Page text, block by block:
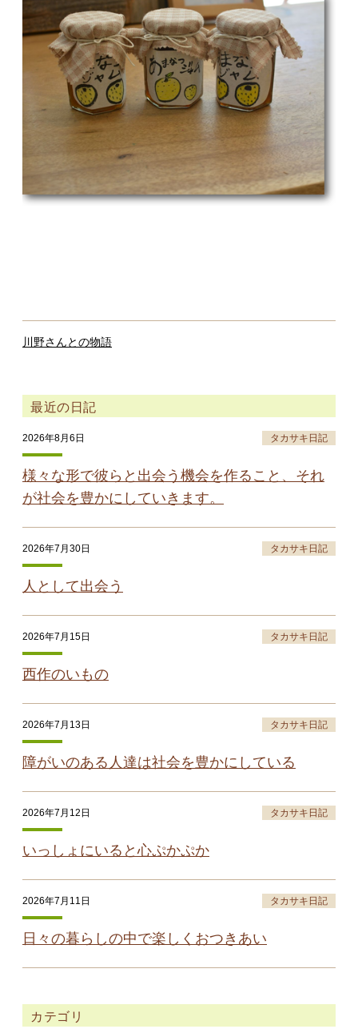
川野さんとの物語
最近の日記
2026年8月6日 タカサキ日記
様々な形で彼らと出会う機会を作ること、それ
が社会を豊かにしていきます。
2026年7月30日 タカサキ日記
人として出会う
2026年7月15日 タカサキ日記
西作のいもの
2026年7月13日 タカサキ日記
障がいのある人達は社会を豊かにしている
2026年7月12日 タカサキ日記
いっしょにいると心ぷかぷか
2026年7月11日 タカサキ日記
日々の暮らしの中で楽しくおつきあい
カテゴリ